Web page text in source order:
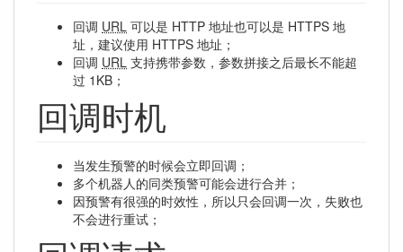
回调 URL 可以是 HTTP 地址也可以是 HTTPS 地
址，建议使用 HTTPS 地址；
回调 URL 支持携带参数，参数拼接之后最长不能超
过 1KB；
回调时机
当发生预警的时候会立即回调；
多个机器人的同类预警可能会进行合并；
因预警有很强的时效性，所以只会回调一次，失败也
不会进行重试；